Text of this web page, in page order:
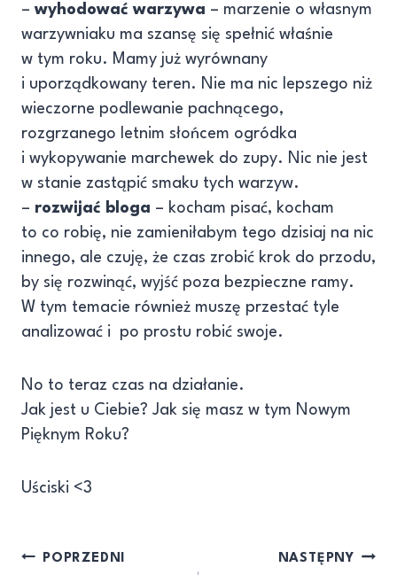
–wyhodować warzywa – marzenie o własnym
warzywniaku ma szansę się spełnić właśnie
w tym roku. Mamy już wyrównany
i uporządkowany teren. Nie ma nic lepszego niż
wieczorne podlewanie pachnącego,
rozgrzanego letnim słońcem ogródka
i wykopywanie marchewek do zupy. Nic nie jest
w stanie zastąpić smaku tych warzyw.
– rozwijać bloga – kocham pisać, kocham
to co robię, nie zamieniłabym tego dzisiaj na nic
innego, ale czuję, że czas zrobić krok do przodu,
by się rozwinąć, wyjść poza bezpieczne ramy.
W tym temacie również muszę przestać tyle
analizować i po prostu robić swoje.
No to teraz czas na działanie.
Jak jest u Ciebie? Jak się masz w tym Nowym
Pięknym Roku?
Uściski <3
Nawigacja
POPRZEDNI NASTĘPNY